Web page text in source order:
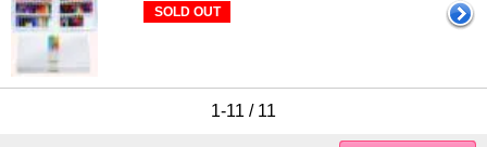
SOLD OUT
1-11 / 11